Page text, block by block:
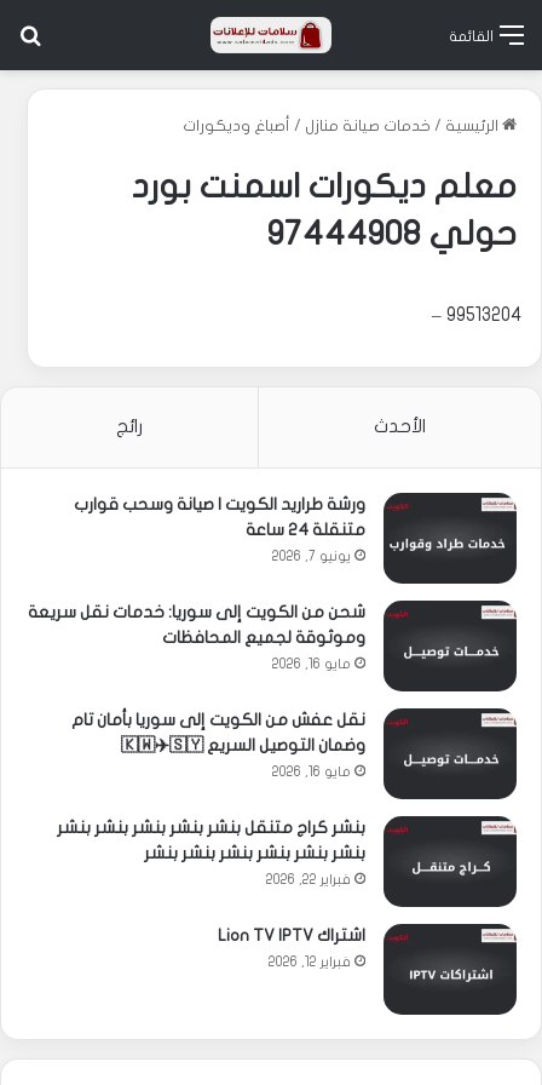
القائمة
الرئيسية / خدمات صيانة منازل / أصباغ وديكورات
معلم ديكورات اسمنت بورد
حولي 97444908
99513204 –
الأحدث رائج
ورشة طراريد الكويت | صيانة وسحب قوارب
متنقلة 24 ساعة
يونيو 7, 2026
شحن من الكويت إلى سوريا: خدمات نقل سريعة
وموثوقة لجميع المحافظات
مايو 16, 2026
نقل عفش من الكويت إلى سوريا بأمان تام
وضمان التوصيل السريع 🇰🇼✈️🇸🇾
مايو 16, 2026
بنشر كراج متنقل بنشر بنشر بنشر بنشر بنشر
بنشر بنشر بنشر بنشر بنشر بنشر
فبراير 22, 2026
اشتراك Lion TV IPTV
فبراير 12, 2026